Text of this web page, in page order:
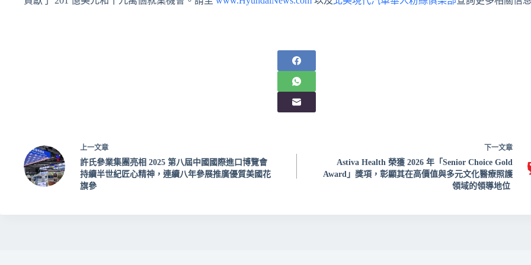
上一文章
許氏參業集團亮相 2025 第八屆中國國際進口博覽會
持續半世紀匠心精神，連續八年參展推廣優質美國花
旗參
下一文章
Astiva Health 榮獲 2026 年「Senior Choice Gold
Award」獎項，彰顯其在高價值與多元文化醫療照護
領域的領導地位